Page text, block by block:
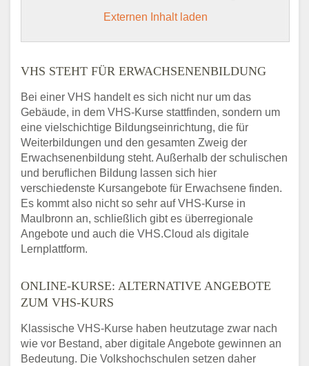
Externen Inhalt laden
VHS STEHT FÜR ERWACHSENENBILDUNG
Bei einer VHS handelt es sich nicht nur um das
Gebäude, in dem VHS-Kurse stattfinden, sondern um
eine vielschichtige Bildungseinrichtung, die für
Weiterbildungen und den gesamten Zweig der
Erwachsenenbildung steht. Außerhalb der schulischen
und beruflichen Bildung lassen sich hier
verschiedenste Kursangebote für Erwachsene finden.
Es kommt also nicht so sehr auf VHS-Kurse in
Maulbronn an, schließlich gibt es überregionale
Angebote und auch die VHS.Cloud als digitale
Lernplattform.
ONLINE-KURSE: ALTERNATIVE ANGEBOTE
ZUM VHS-KURS
Klassische VHS-Kurse haben heutzutage zwar nach
wie vor Bestand, aber digitale Angebote gewinnen an
Bedeutung. Die Volkshochschulen setzen daher